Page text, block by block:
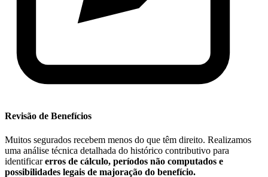
Revisão de Benefícios
Muitos segurados recebem menos do que têm direito. Realizamos
uma análise técnica detalhada do histórico contributivo para
identificarerros de cálculo, períodos não computados e
possibilidades legais de majoração do benefício.